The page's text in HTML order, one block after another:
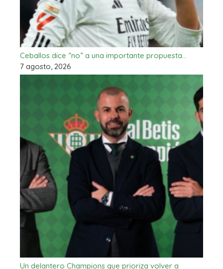
Ceballos dice “no” a una importante propuesta…
7 agosto, 2026
Un delantero Champions que prioriza volver a